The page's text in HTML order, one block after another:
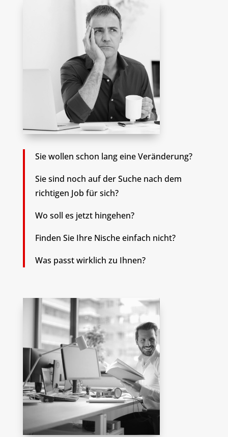
Sie wollen schon lang eine Veränderung?
Sie sind noch auf der Suche nach dem
richtigen Job für sich?
Wo soll es jetzt hingehen?
Finden Sie Ihre Nische einfach nicht?
Was passt wirklich zu Ihnen?